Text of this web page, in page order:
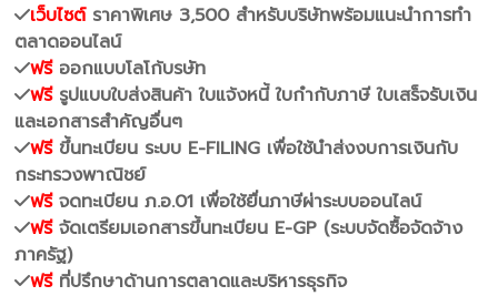
เว็บไซต์ราคาพิเศษ 3,500 สำหรับบริษัทพร้อมแนะนำการทำ
ตลาดออนไลน์
ฟรีออกแบบโลโก้บรษัท
ฟรีรูปแบบใบส่งสินค้า ใบแจ้งหนี้ ใบกำกับภาษี ใบเสร็จรับเงิน
และเอกสารสำคัญอื่นๆ
ฟรีขึ้นทะเบียน ระบบ E-FILING เพื่อใช้นำส่งงบการเงินกับ
กระทรวงพาณิชย์
ฟรีจดทะเบียน ภ.อ.01 เพื่อใช้ยื่นภาษีผ่าระบบออนไลน์
ฟรีจัดเตรียมเอกสารขึ้นทะเบียน E-GP (ระบบจัดซื้อจัดจ้าง
ภาครัฐ)
ฟรีที่ปรึกษาด้านการตลาดและบริหารธุรกิจ